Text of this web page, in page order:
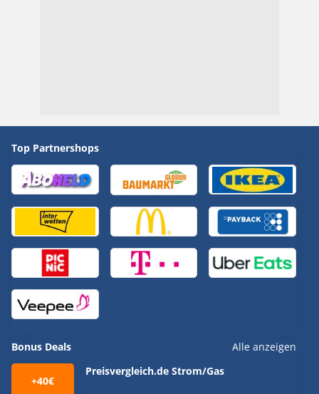
Top Partnershops
Bonus Deals Alle anzeigen
+40€
Preisvergleich.de Strom/Gas